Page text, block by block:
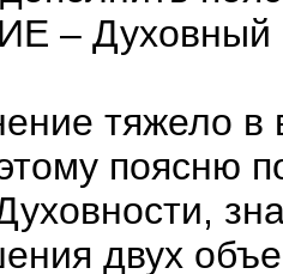
– Духовный
тяжело в
поясню
двух